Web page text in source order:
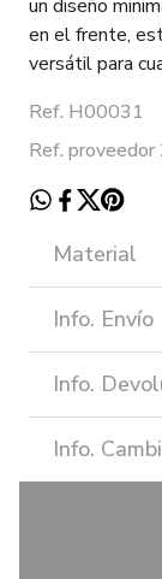
un diseño
en el frente,
versátil para
Ref. H00031
Ref.
Material
Info. Envío
Info.
Info.